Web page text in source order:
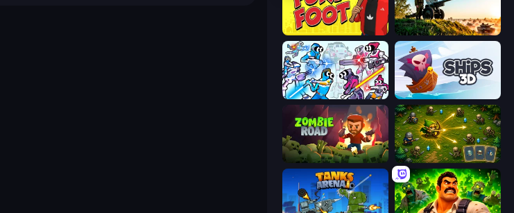
Fury Foot Artillery Vs Tanks
Space Wars Battleground Ships 3D
Zombie Road Tiny Ranger